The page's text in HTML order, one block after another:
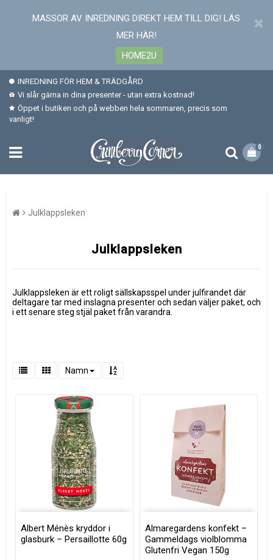
MASSOR AV INREDNING DIREKT HEM TILL DIG! LÄS
MER HÄR!
HOME2U
INREDNING FÖR HEM & TRÄDGÅRD
Vi slår gärna in dina presenter - utan extra kostnad!
Öppet i butiken och på webben hela sommaren, precis som
vanligt!
0
Julklappsleken
Julklappsleken
Julklappsleken är ett roligt sällskapsspel under julfirandet där
deltagare tar med inslagna presenter och sedan väljer paket, och
i ett senare steg stjäl paket från varandra.
Namn
Albert Ménès kryddor i
glasburk – Persaillotte 60g
Almaregardens konfekt –
Gammeldags violblomma
Glutenfri Vegan 150g